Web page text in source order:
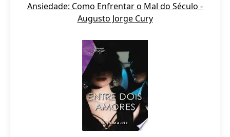
Ansiedade: Como Enfrentar o Mal do Século -
Augusto Jorge Cury